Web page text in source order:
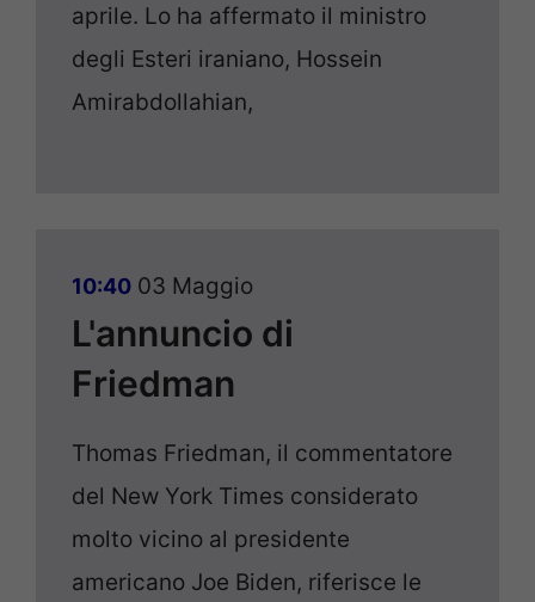
aprile. Lo ha affermato il ministro
degli Esteri iraniano, Hossein
Amirabdollahian,
10:40 03 Maggio
L'annuncio di
Friedman
Thomas Friedman, il commentatore
del New York Times considerato
molto vicino al presidente
americano Joe Biden, riferisce le